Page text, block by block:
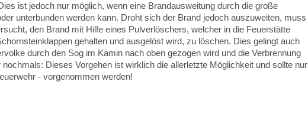
ist jedoch nur möglich, wenn eine Brandausweitung durch die große
unterbunden werden kann. Droht sich der Brand jedoch auszuweiten, muss
den Brand mit Hilfe eines Pulverlöschers, welcher in die Feuerstätte
gehalten und ausgelöst wird, zu löschen. Dies gelingt auch
durch den Sog im Kamin nach oben gezogen wird und die Verbrennung
Dieses Vorgehen ist wirklich die allerletzte Möglichkeit und sollte nur
- vorgenommen werden!